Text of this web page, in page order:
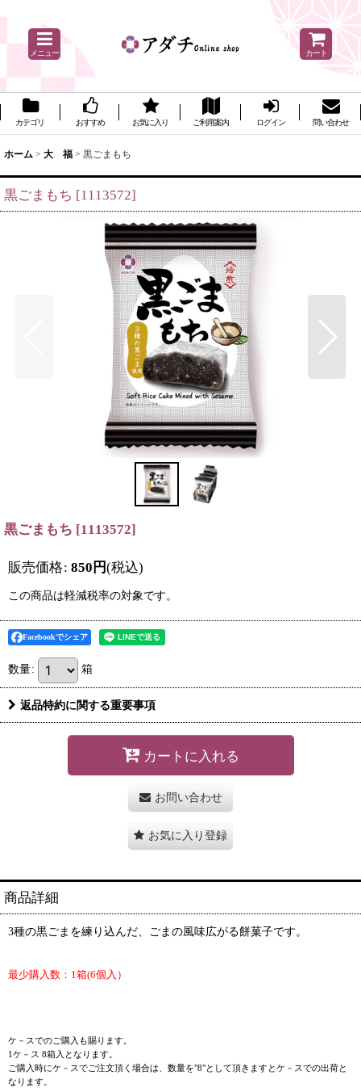
メニュー カート
カテゴリ おすすめ お気に入り ご利用案内 ログイン 問い合わせ
ホーム > 大 福 > 黒ごまもち
黒ごまもち [1113572]
黒ごまもち [1113572]
販売価格: 850 円(税込)
この商品は軽減税率の対象です。
Facebookでシェア
数量: 箱
返品特約に関する重要事項
カートに入れる
お問い合わせ
お気に入り登録
商品詳細
3種の黒ごまを練り込んだ、ごまの風味広がる餅菓子です。
最少購入数：1箱(6個入）
ケ－スでのご購入も賜ります。
1ケ－ス 8箱入となります。
ご購入時にケ－スでご注文頂く場合は、数量を"8"として頂きますとケ－スでの出荷と
なります。